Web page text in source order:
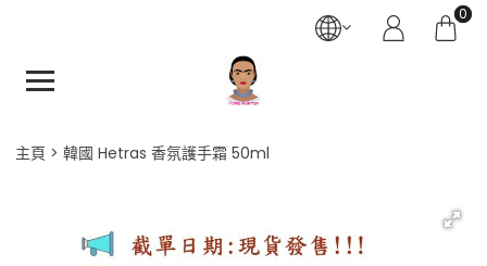
0
主頁 韓國 Hetras 香氛護手霜 50ml